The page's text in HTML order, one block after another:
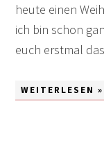
heute einen
ich bin schon
euch erstmal
WEITERLESEN »